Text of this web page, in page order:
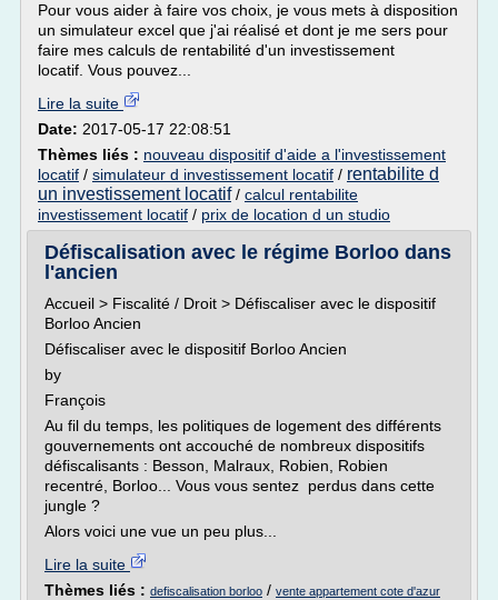
Pour vous aider à faire vos choix, je vous mets à disposition
un simulateur excel que j'ai réalisé et dont je me sers pour
faire mes calculs de rentabilité d'un investissement
locatif. Vous pouvez...
Lire la suite
Date: 2017-05-17 22:08:51
Thèmes liés : nouveau dispositif d'aide a l'investissement
locatif / simulateur d investissement locatif / rentabilite d
un investissement locatif/ calcul rentabilite
investissement locatif / prix de location d un studio
Défiscalisation avec le régime Borloo dans
l'ancien
Accueil > Fiscalité / Droit > Défiscaliser avec le dispositif
Borloo Ancien
Défiscaliser avec le dispositif Borloo Ancien
by
François
Au fil du temps, les politiques de logement des différents
gouvernements ont accouché de nombreux dispositifs
défiscalisants : Besson, Malraux, Robien, Robien
recentré, Borloo... Vous vous sentez perdus dans cette
jungle ?
Alors voici une vue un peu plus...
Lire la suite
Thèmes liés : defiscalisation borloo / vente appartement cote d'azur